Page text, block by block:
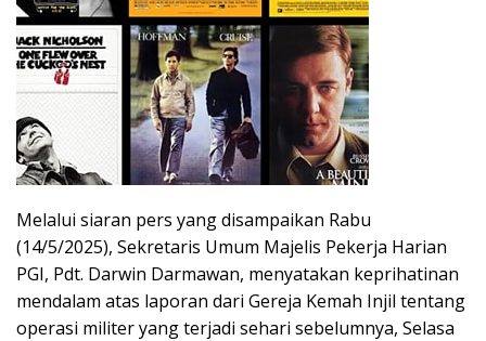
Melalui siaran pers yang disampaikan Rabu
(14/5/2025), Sekretaris Umum Majelis Pekerja Harian
PGI, Pdt. Darwin Darmawan, menyatakan keprihatinan
mendalam atas laporan dari Gereja Kemah Injil tentang
operasi militer yang terjadi sehari sebelumnya, Selasa